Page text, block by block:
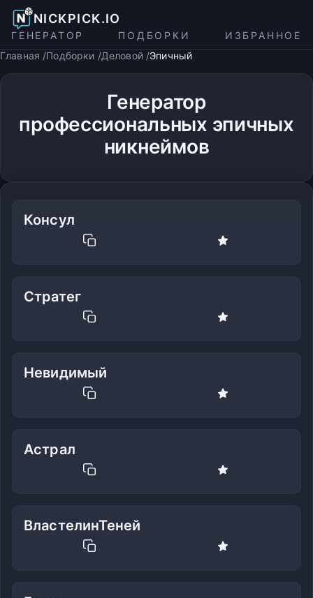
NICKPICK.IO
ГЕНЕРАТОР ПОДБОРКИ
ИЗБРАННОЕ
Главная
Подборки Деловой Эпичный
Генератор
профессиональных эпичных
никнеймов
Консул
Стратег
Невидимый
Астрал
ВластелинТеней